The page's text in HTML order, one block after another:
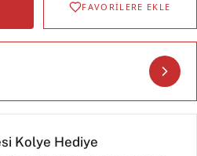
FAVORİLERE EKLE
Kolye Hediye